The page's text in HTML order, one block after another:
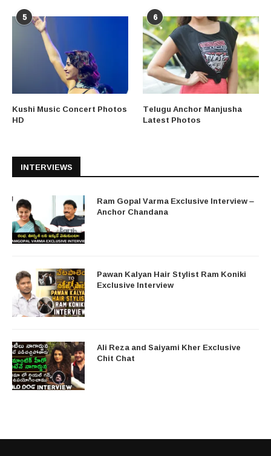
5
Kushi Music Concert Photos
HD
6
Telugu Anchor Manjusha
Latest Photos
INTERVIEWS
Ram Gopal Varma Exclusive Interview –
Anchor Chandana
Pawan Kalyan Hair Stylist Ram Koniki
Exclusive Interview
Ali Reza and Saiyami Kher Exclusive
Chit Chat